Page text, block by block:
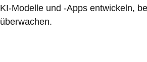
KI-Modelle und -Apps entwickeln,
überwachen.